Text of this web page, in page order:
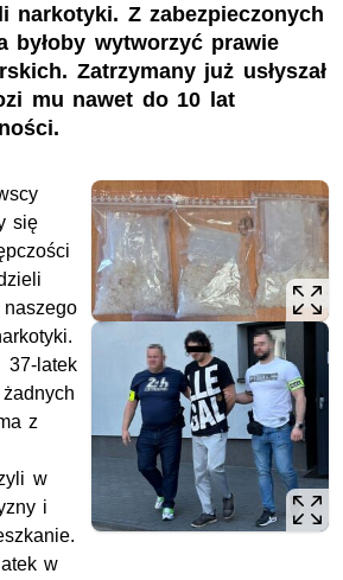
narkotyki. Z zabezpieczonych
byłoby wytworzyć prawie
Zatrzymany już usłyszał
mu nawet do 10 lat
się
37-latek
z
w
i
w